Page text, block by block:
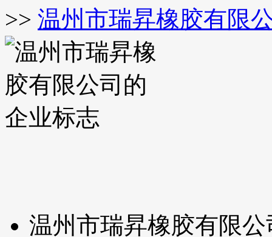
>> 温州市瑞昇橡胶有限
温州市瑞昇橡胶有限公